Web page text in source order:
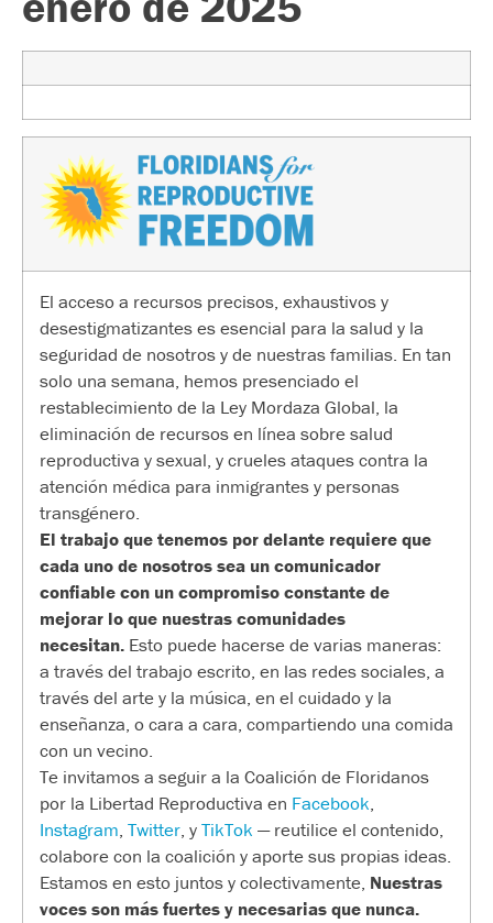
El acceso a recursos precisos, exhaustivos y
desestigmatizantes es esencial para la salud y la
seguridad de nosotros y de nuestras familias. En tan
solo una semana, hemos presenciado el
restablecimiento de la Ley Mordaza Global, la
eliminación de recursos en línea sobre salud
reproductiva y sexual, y crueles ataques contra la
atención médica para inmigrantes y personas
transgénero.
El trabajo que tenemos por delante requiere que
cada uno de nosotros sea un comunicador
confiable con un compromiso constante de
mejorar lo que nuestras comunidades
necesitan. Esto puede hacerse de varias maneras:
a través del trabajo escrito, en las redes sociales, a
través del arte y la música, en el cuidado y la
enseñanza, o cara a cara, compartiendo una comida
con un vecino.
Te invitamos a seguir a la Coalición de Floridanos
por la Libertad Reproductiva en Facebook,
Instagram, Twitter, yTikTok — reutilice el contenido,
colabore con la coalición y aporte sus propias ideas.
Estamos en esto juntos y colectivamente, Nuestras
voces son más fuertes y necesarias que nunca.